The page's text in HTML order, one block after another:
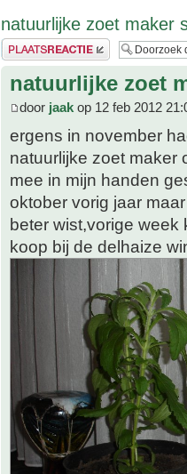
natuurlijke zoet maker
Plaats een reactie
natuurlijke zoet
door jaak op 12 feb 2012
ergens in november
natuurlijke zoet maker
mee in mijn handen
oktober vorig jaar
beter wist,vorige week
koop bij de delhaize